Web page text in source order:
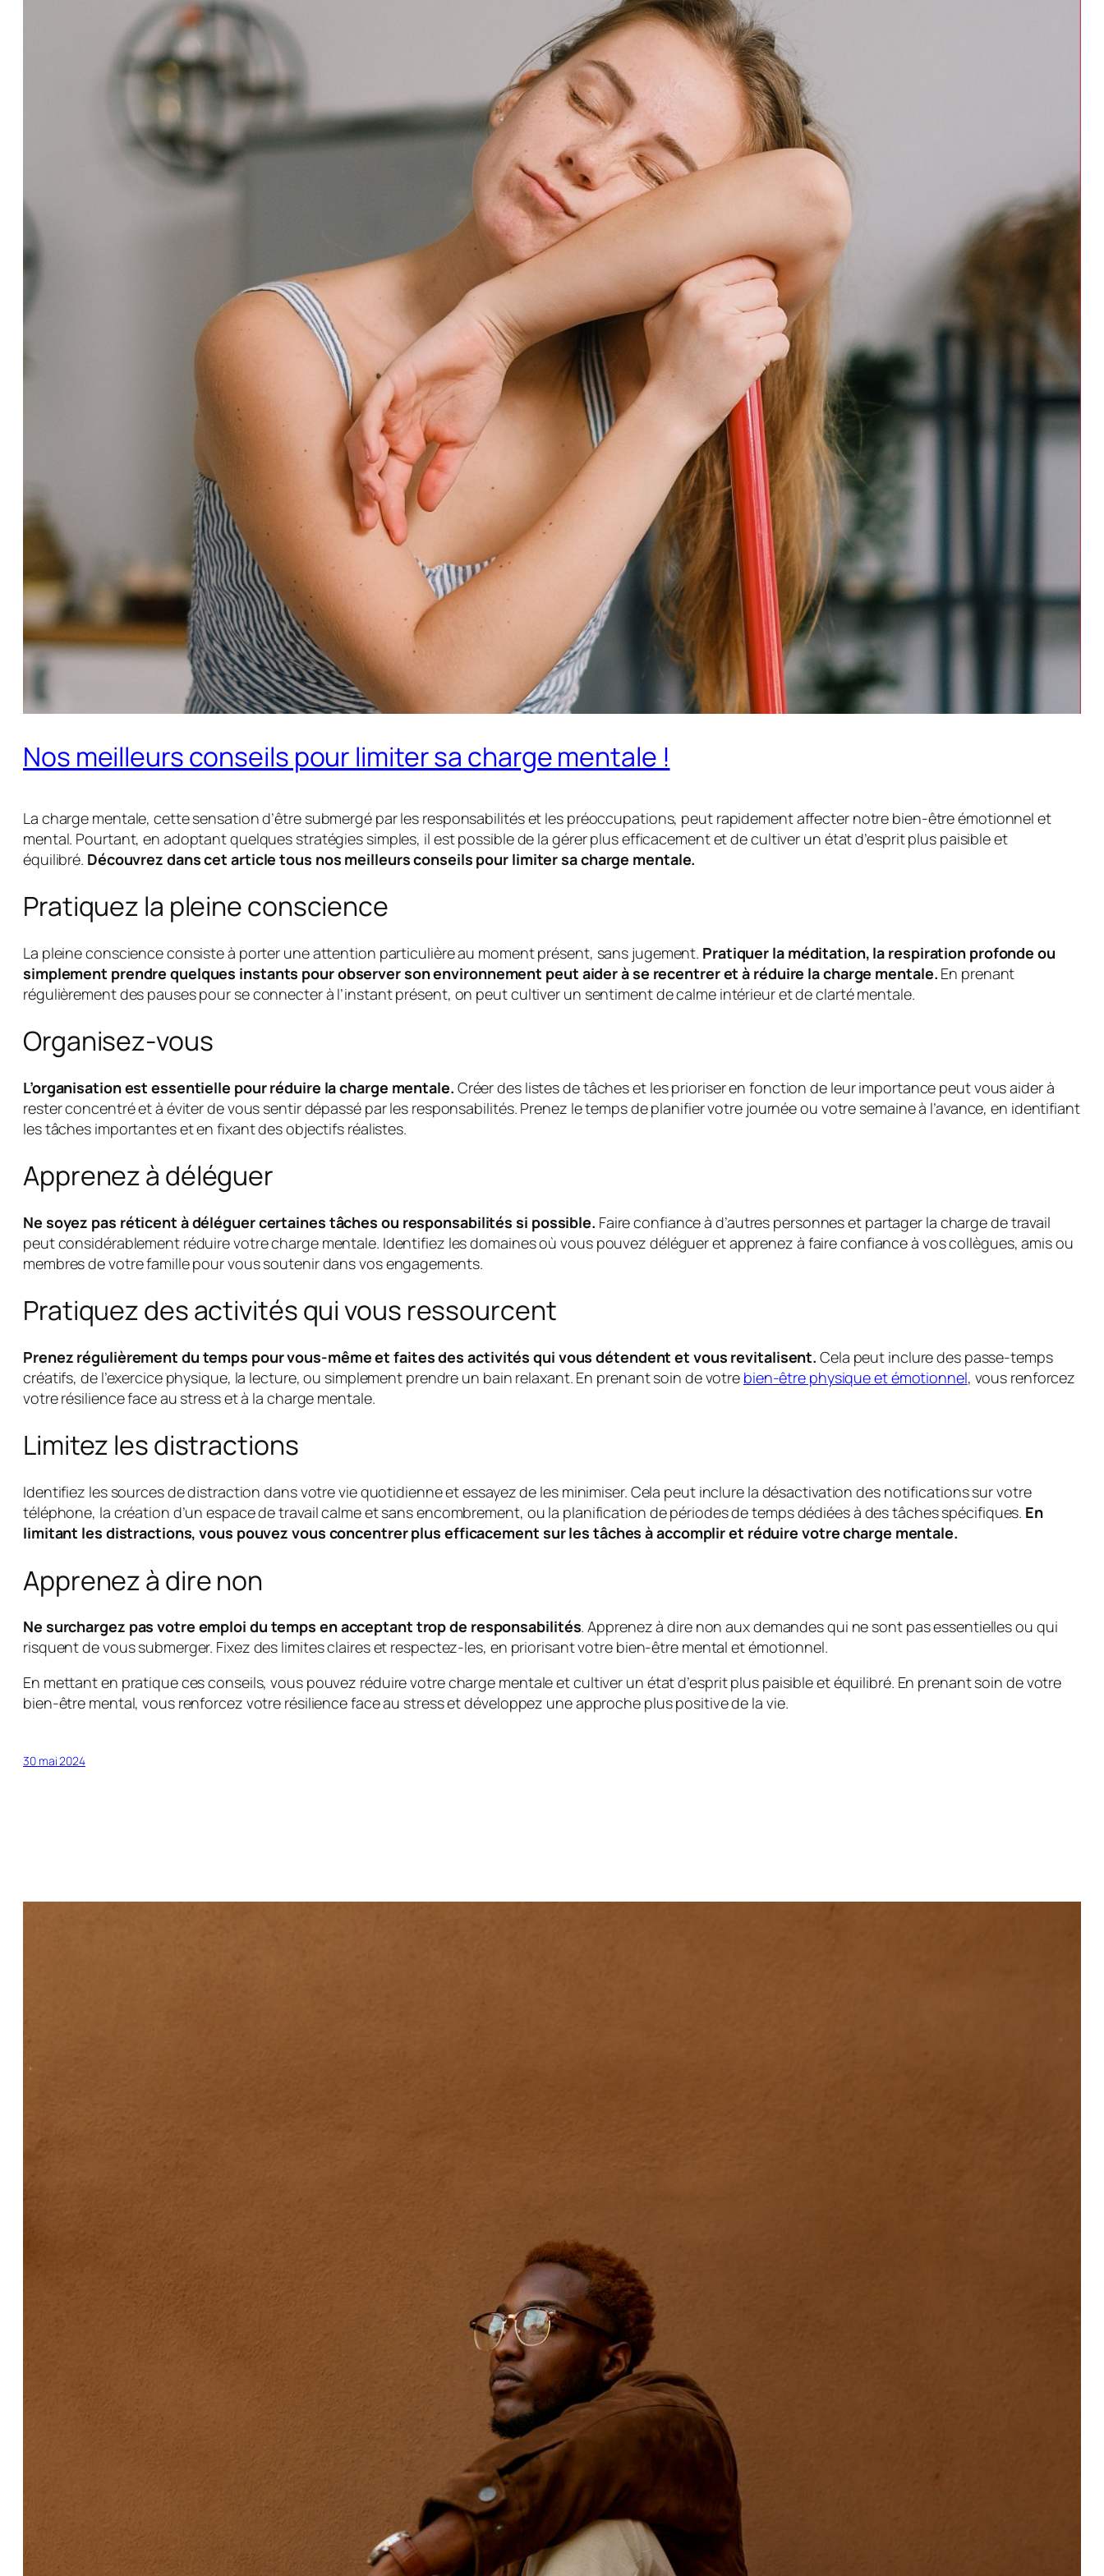
Nos meilleurs conseils pour limiter sa charge mentale !
La charge mentale, cette sensation d’être submergé par les responsabilités et les préoccupations, peut rapidement affecter notre bien-être émotionnel et
mental. Pourtant, en adoptant quelques stratégies simples, il est possible de la gérer plus efficacement et de cultiver un état d’esprit plus paisible et
équilibré. Découvrez dans cet article tous nos meilleurs conseils pour limiter sa charge mentale.
Pratiquez la pleine conscience
La pleine conscience consiste à porter une attention particulière au moment présent, sans jugement. Pratiquer la méditation, la respiration profonde ou
simplement prendre quelques instants pour observer son environnement peut aider à se recentrer et à réduire la charge mentale. En prenant
régulièrement des pauses pour se connecter à l’instant présent, on peut cultiver un sentiment de calme intérieur et de clarté mentale.
Organisez-vous
L’organisation est essentielle pour réduire la charge mentale. Créer des listes de tâches et les prioriser en fonction de leur importance peut vous aider à
rester concentré et à éviter de vous sentir dépassé par les responsabilités. Prenez le temps de planifier votre journée ou votre semaine à l’avance, en identifiant
les tâches importantes et en fixant des objectifs réalistes.
Apprenez à déléguer
Ne soyez pas réticent à déléguer certaines tâches ou responsabilités si possible. Faire confiance à d’autres personnes et partager la charge de travail
peut considérablement réduire votre charge mentale. Identifiez les domaines où vous pouvez déléguer et apprenez à faire confiance à vos collègues, amis ou
membres de votre famille pour vous soutenir dans vos engagements.
Pratiquez des activités qui vous ressourcent
Prenez régulièrement du temps pour vous-même et faites des activités qui vous détendent et vous revitalisent. Cela peut inclure des passe-temps
créatifs, de l’exercice physique, la lecture, ou simplement prendre un bain relaxant. En prenant soin de votre bien-être physique et émotionnel, vous renforcez
votre résilience face au stress et à la charge mentale.
Limitez les distractions
Identifiez les sources de distraction dans votre vie quotidienne et essayez de les minimiser. Cela peut inclure la désactivation des notifications sur votre
téléphone, la création d’un espace de travail calme et sans encombrement, ou la planification de périodes de temps dédiées à des tâches spécifiques. En
limitant les distractions, vous pouvez vous concentrer plus efficacement sur les tâches à accomplir et réduire votre charge mentale.
Apprenez à dire non
Ne surchargez pas votre emploi du temps en acceptant trop de responsabilités. Apprenez à dire non aux demandes qui ne sont pas essentielles ou qui
risquent de vous submerger. Fixez des limites claires et respectez-les, en priorisant votre bien-être mental et émotionnel.
En mettant en pratique ces conseils, vous pouvez réduire votre charge mentale et cultiver un état d’esprit plus paisible et équilibré. En prenant soin de votre
bien-être mental, vous renforcez votre résilience face au stress et développez une approche plus positive de la vie.
30 mai 2024